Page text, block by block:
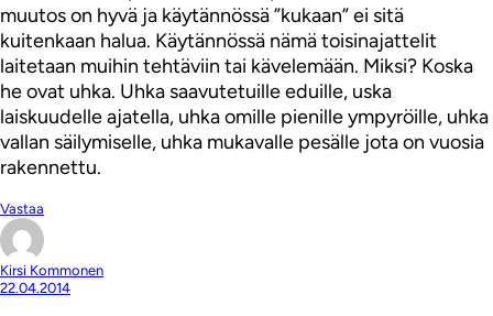
muutos on hyvä ja käytännössä ”kukaan” ei sitä
kuitenkaan halua. Käytännössä nämä toisinajattelit
laitetaan muihin tehtäviin tai kävelemään. Miksi? Koska
he ovat uhka. Uhka saavutetuille eduille, uska
laiskuudelle ajatella, uhka omille pienille ympyröille, uhka
vallan säilymiselle, uhka mukavalle pesälle jota on vuosia
rakennettu.
Vastaa
Kirsi Kommonen
22.04.2014